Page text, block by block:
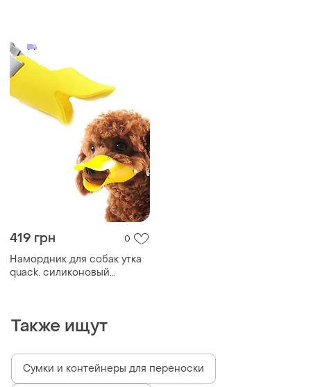
419 грн 0
Намордник для собак утка
quack. силиконовый
Также ищут
Сумки и контейнеры для переноски